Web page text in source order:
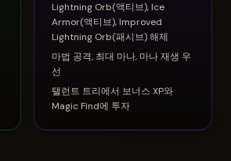
·Lightning Orb(액티브), Ice
Armor(액티브), Improved
Lightning Orb(패시브) 해제
·마법 공격, 최대 마나, 마나 재생 우
선
·탤런트 트리에서 보너스 XP와
Magic Find에 투자